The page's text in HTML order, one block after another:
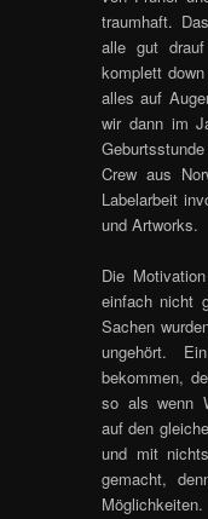
traumhaft.
alle gut
komplett
alles auf
wir dann im
Crew aus
Labelarbeit
und Artworks.
Die
einfach nicht
Sachen
ungehört.
bekommen,
so als wenn
auf den
und mit
gemacht,
Möglichkeiten.